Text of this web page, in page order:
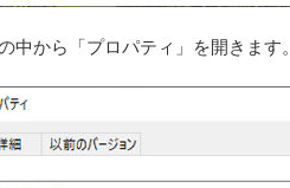
から「プロパティ」を開きます。